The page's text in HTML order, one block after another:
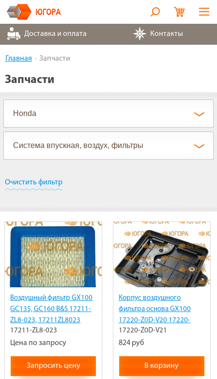
Оборудование
Контакты
О компании
Доставка и оплата Контакты
Главная Запчасти
Запчасти
Очистить фильтр
Воздушный фильтр GX100
GC135, GC160 B&S 17211-
ZL8-023, 17211ZL8023
17211-ZL8-023
Цена по запросу
Запросить цену
Корпус воздушного
фильтра основа GX100
17220-Z0D-V20 17220-
Z0D-V21
17220-Z0D-V21
824 руб
В корзину